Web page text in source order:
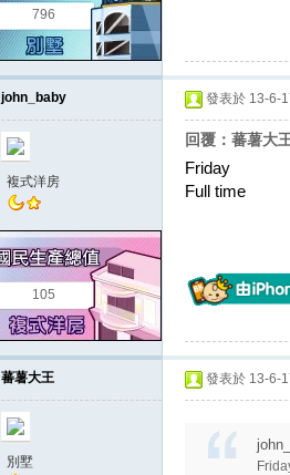
796
john_baby
複式洋房
105
發表於 13-6-
回覆：蕃薯大
Friday
Full time
蕃薯大王
別墅
發表於 13-6-